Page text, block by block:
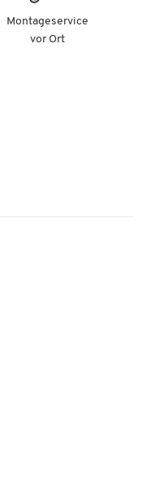
Montageservice
vor Ort